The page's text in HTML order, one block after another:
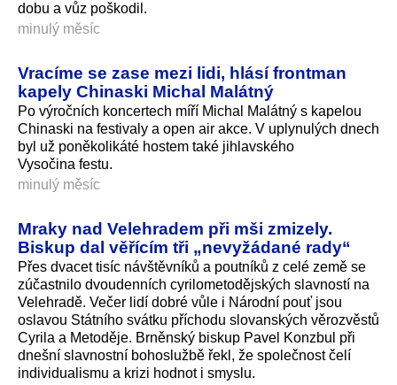
dobu a vůz poškodil.
minulý měsíc
Vracíme se zase mezi lidi, hlásí frontman
kapely Chinaski Michal Malátný
Po výročních koncertech míří Michal Malátný s kapelou
Chinaski na festivaly a open air akce. V uplynulých dnech
byl už poněkolikáté hostem také jihlavského
Vysočina festu.
minulý měsíc
Mraky nad Velehradem při mši zmizely.
Biskup dal věřícím tři „nevyžádané rady“
Přes dvacet tisíc návštěvníků a poutníků z celé země se
zúčastnilo dvoudenních cyrilometodějských slavností na
Velehradě. Večer lidí dobré vůle i Národní pouť jsou
oslavou Státního svátku příchodu slovanských věrozvěstů
Cyrila a Metoděje. Brněnský biskup Pavel Konzbul při
dnešní slavnostní bohoslužbě řekl, že společnost čelí
individualismu a krizi hodnot i smyslu.